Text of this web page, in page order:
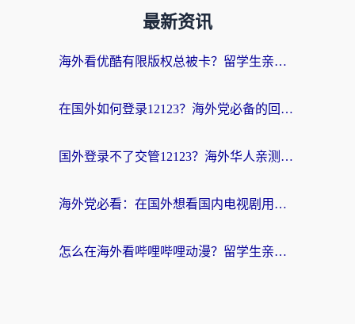
最新资讯
海外看优酷有限版权总被卡？留学生亲测有效的回国加速器选择指南
在国外如何登录12123？海外党必备的回国加速实用指南
国外登录不了交管12123？海外华人亲测有效的回国加速器选择指南
海外党必看：在国外想看国内电视剧用什么软件？3步解决地域限制
怎么在海外看哔哩哔哩动漫？留学生亲测有效的回国加速方案